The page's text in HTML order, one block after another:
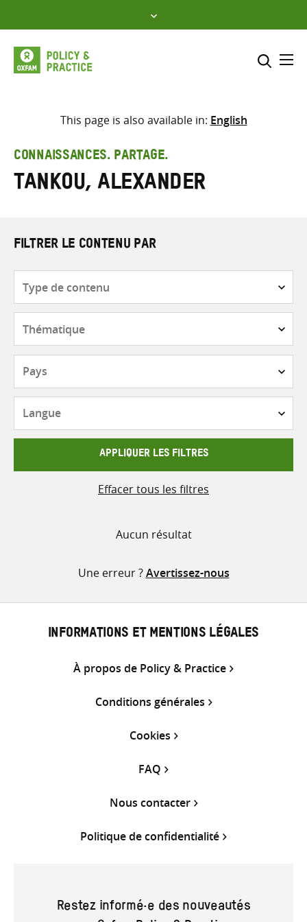
to
content
Sélectionner l’emplacement
Saisir
les
termes
This page is also available in: English
CONNAISSANCES. PARTAGE.
Tankou, Alexander
FILTRER LE CONTENU PAR
contenu
APPLIQUER LES FILTRES
Effacer tous les filtres
Aucun résultat
Une erreur ?Avertissez-nous
INFORMATIONS ET MENTIONS LÉGALES
À propos de Policy & Practice
Conditions générales
Cookies
FAQ
Nous contacter
Politique de confidentialité
Restez informé·e des nouveautés